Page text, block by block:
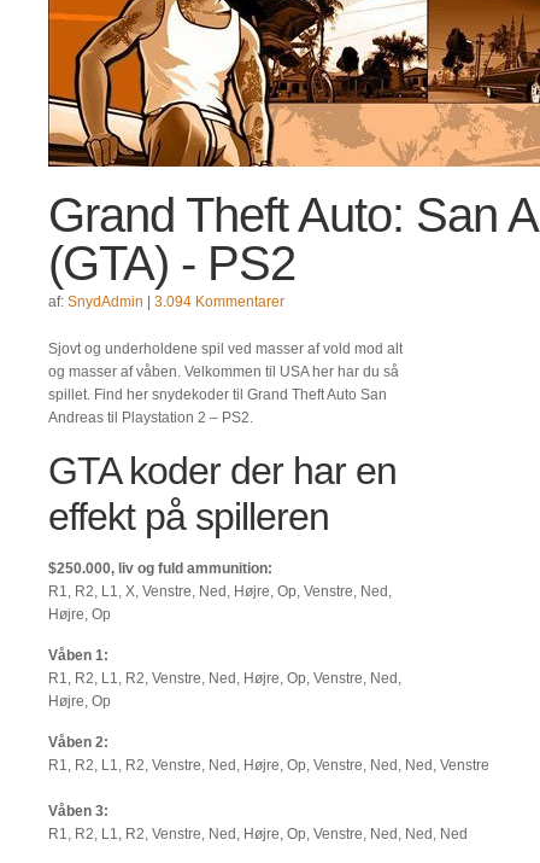
Grand Theft Auto: San
(GTA) - PS2
af: SnydAdmin 3.094 Kommentarer
Sjovt og underholdene spil ved masser af vold mod alt
og masser af våben. Velkommen til USA her har du så
spillet. Find her snydekoder til Grand Theft Auto San
Andreas til Playstation 2 – PS2.
GTA koder der har en
effekt på spilleren
$250.000, liv og fuld ammunition:
R1, R2, L1, X, Venstre, Ned, Højre, Op, Venstre, Ned,
Højre, Op
Våben 1:
R1, R2, L1, R2, Venstre, Ned, Højre, Op, Venstre, Ned,
Højre, Op
Våben 2:
R1, R2, L1, R2, Venstre, Ned, Højre, Op, Venstre, Ned, Ned, Venstre
Våben 3:
R1, R2, L1, R2, Venstre, Ned, Højre, Op, Venstre, Ned, Ned, Ned